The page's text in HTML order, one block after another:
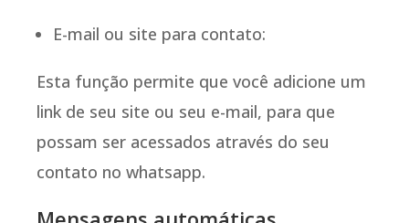
E-mail ou site para contato:
Esta função permite que você adicione um
link de seu site ou seu e-mail, para que
possam ser acessados através do seu
contato no whatsapp.